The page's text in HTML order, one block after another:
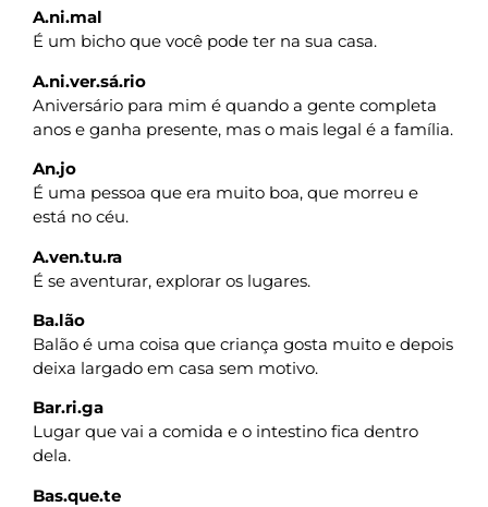
A.ni.mal
É um bicho que você pode ter na sua casa.
A.ni.ver.sá.rio
Aniversário para mim é quando a gente completa
anos e ganha presente, mas o mais legal é a família.
An.jo
É uma pessoa que era muito boa, que morreu e
está no céu.
A.ven.tu.ra
É se aventurar, explorar os lugares.
Ba.lão
Balão é uma coisa que criança gosta muito e depois
deixa largado em casa sem motivo.
Bar.ri.ga
Lugar que vai a comida e o intestino fica dentro
dela.
Bas.que.te